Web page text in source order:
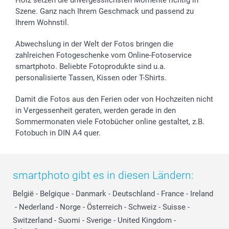
Investor Relations
B2B smartbusiness
Widerrufsrecht
Geburtstag
Geburt
Zu allen Anlässen
Anmelden /Registrieren
Sitemap
Status der Bestellung
smartfriends
smartgarantie
smartbonus
Szene. Ganz nach Ihrem Geschmack und passend zu
Ihrem Wohnstil.
Abwechslung in der Welt der Fotos bringen die
zahlreichen Fotogeschenke vom Online-Fotoservice
smartphoto. Beliebte Fotoprodukte sind u.a.
personalisierte Tassen, Kissen oder T-Shirts.
Damit die Fotos aus den Ferien oder von Hochzeiten nicht
in Vergessenheit geraten, werden gerade in den
Sommermonaten viele Fotobücher online gestaltet, z.B.
Fotobuch in DIN A4 quer.
smartphoto gibt es in diesen Ländern:
België - Belgique - Danmark - Deutschland - France - Ireland
- Nederland - Norge - Österreich - Schweiz - Suisse -
Switzerland - Suomi - Sverige - United Kingdom -